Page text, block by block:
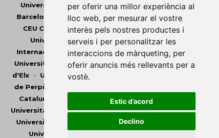
per oferir una millor experiència al
lloc web, per mesurar el vostre
interès pels nostres productes i
serveis i per personalitzar les
interaccions de màrqueting, per
oferir anuncis més rellevants per a
vostè.
Estic d’acord
Declino
Universitat d'Andorra•Universitat Autònoma de
Barcelona
Universitat de Barcelona•Universitat
CEU Cardenal Herrera• Universitat de Girona
Universitat de les Illes Balears•Universitat
Internacional de Catalunya • Universitat Jaume I
Universitat de Lleida •Universitat Miguel Hernández
d'Elx• Universitat Oberta de Catalunya
de Perpinyà Via Domitia
Catalunya
Universitat Politècnica de València
Universitat Pompeu Fabra•Universitat Ramon Llull
Universitat Rovira i Virgili
Universitat de Sàsser
Universitat de València